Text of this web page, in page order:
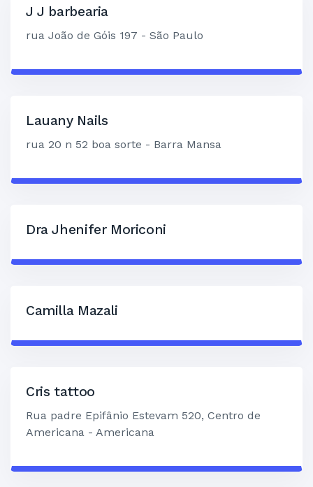
J J barbearia
rua João de Góis 197 - São Paulo
Lauany Nails
rua 20 n 52 boa sorte - Barra Mansa
Dra Jhenifer Moriconi
Camilla Mazali
Cris tattoo
Rua padre Epifânio Estevam 520, Centro de
Americana - Americana